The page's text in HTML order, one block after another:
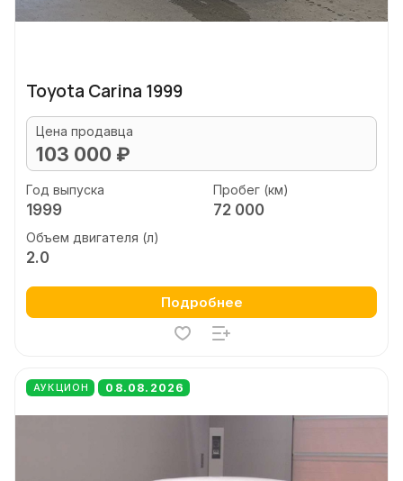
Toyota Carina 1999
Цена продавца
103 000 ₽
Год выпуска
1999
Пробег (км)
72 000
Объем двигателя (л)
2.0
Подробнее
АУКЦИОН 08.08.2026